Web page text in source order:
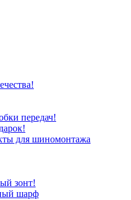
передач!
для шиномонтажа
зонт!
шарф